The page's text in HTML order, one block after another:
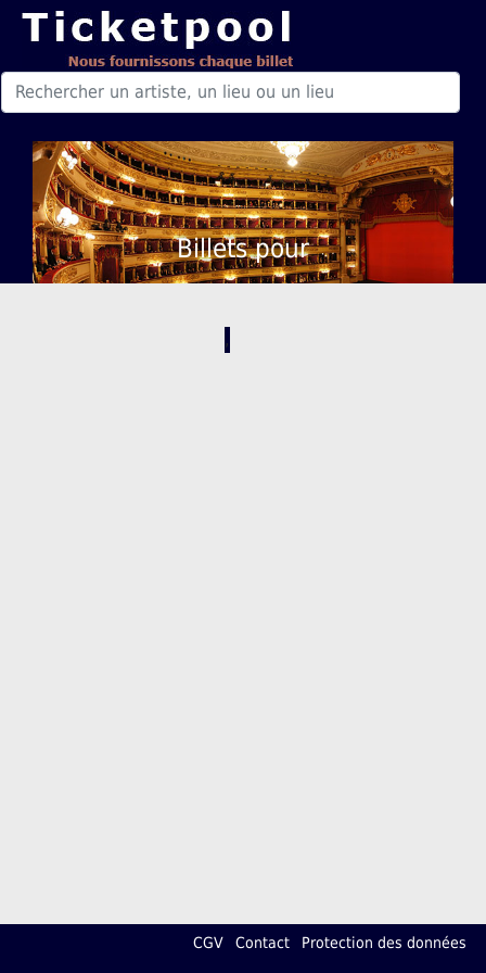
Billets pour
,
CGV Contact Protection des données